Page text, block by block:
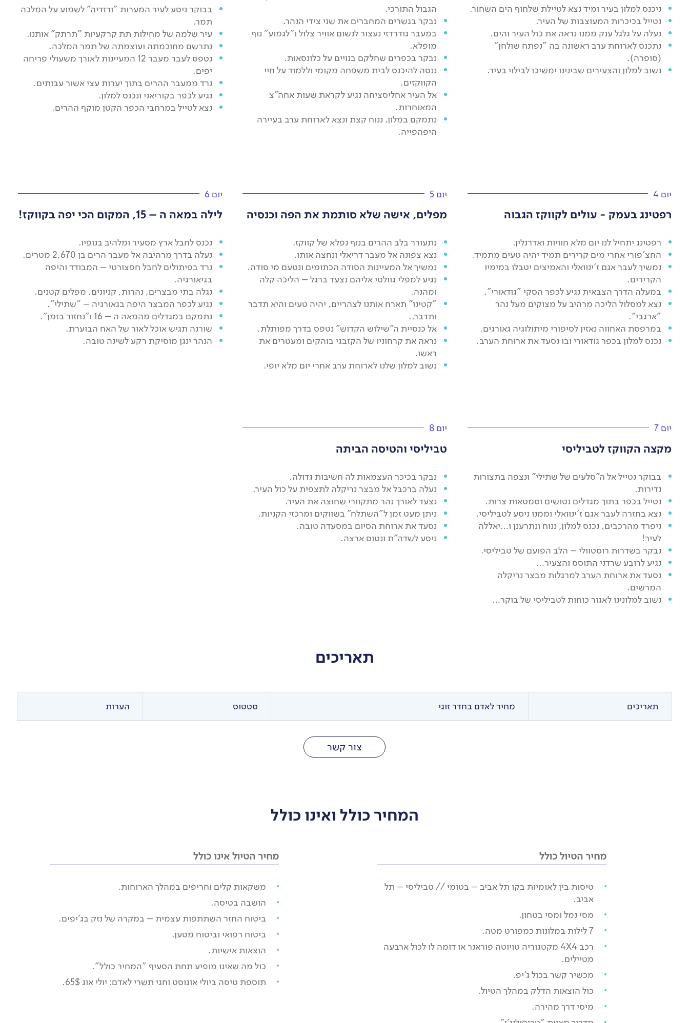
ניכנס למלון בעיר ומיד נצא לטיילת שלחוף הים השחור.
נטייל בכיכרות המעוצבות של העיר.
נעלה על גלגל ענק ממנו נראה את כול העיר והים.
נתכנס לארוחת ערב ראשונה בה "נפתח שולחן"
(סופרה).
נשוב למלון והצעירים שבינינו ימשיכו לבילוי בעיר.
הגבול התורכי.
נבקר בגשרים המחברים את שני צידי הנהר.
במעבר גודרדזי נעצור לנשום אוויר צלול ו"לגמוע" נוף
מופלא.
נבקר בכפרים שחלקם בנויים על כלונסאות.
ננסה להיכנס לבית משפחה מקומי וללמוד על חיי
הקווקזים.
אל העיר אחליסציחה נגיע לקראת שעות אחה"צ
המאוחרות.
נתמקם במלון, ננוח קצת ונצא לארוחת ערב בעיירה
היפהפייה.
בבוקר ניסע לעיר המערות "ורזדיה" לשמוע על המלכה
תמר.
עיר שלמה של מחילות תת קרקעיות "תרתק" אותנו.
נתרשם מחוכמתה ועוצמתה של תמר המלכה.
נטפס לעבר מעבר 12 המעיינות לאורך משעולי פריחה
יפים.
נרד ממעבר ההרים בתוך יערות עצי אשור עבותים.
נגיע לכפר בקוריאני ונכנס למלון.
נצא לטייל במרחבי הכפר הקטן מוקף ההרים.
יום 4
רפטינג בעמק - עולים לקווקז הגבוה
רפטינג יתחיל לנו יום מלא חוויות ואדרנלין.
החצ'פורי אחרי מים קרירים תמיד יהיה טעים מתמיד.
נמשיך לעבר אגם ז'ינוואלי והאמיצים יטבלו במימיו
הקרירים.
במעלה הדרך הצבאית נגיע לכפר הסקי "גודאורי".
נצא למסלול הליכה מרהיב על מצוקים מעל נהר
"ארגבי".
במרפסת האחווה נאזין לסיפורי מיתולוגיה גאורגים.
נכנס למלון בכפר גודאורי ובו נסעד את ארוחת הערב.
יום 5
מפלים, אישה שלא סותמת את הפה וכנסיה
נתעורר בלב ההרים בנוף נפלא של קווקז.
נצא צפונה אל מעבר דריאלי ונחצה אותו.
נמשיך אל המעיינות הסודה הכתומים ונטעם מי סודה.
נגיע למפלי גוולטי אליהם נצעד ברגל – הליכה קלה
ומהנה.
"קטינו" תארח אותנו לצהריים, יהיה טעים והיא תדבר
ותדבר..
אל כנסיית ה"שילוש הקדוש" נטפס בדרך מפותלת.
נראה את קרחוניו של הקזבגי בוהקים ומעטרים את
ראשו.
נשוב למלון שלנו לארוחת ערב אחרי יום מלא יופי.
יום 6
לילה במאה ה – 15, המקום הכי יפה בקווקז!
נכנס לחבל ארץ מסעיר ומלהיב בנופיו.
נעלה בדרך מרהיבה אל מעבר הרים בן 2,670 מטרים.
נרד בפיתולים לחבל חפצורטי – המבודד והיפה
בגיאורגיה.
נגלה בתי מבצרים, נהרות, קניונים, מפלים קטנים.
נגיע לכפר המבצר היפה בגאורגיה – "שתילי".
נתמקם במגדלים מהמאה ה – 16 ו"נחזור בזמן".
שורנה תגיש אוכל לאור של האח הבוערת.
הנהר ינגן מוסיקת רקע לשינה טובה.
יום 7
מקצה הקווקז לטביליסי
בבוקר נטייל אל ה"סלעים של שתילי" ונצפה בתצורות
נדירות.
נטייל בכפר בתוך מגדלים נטושים וסמטאות צרות.
נצא בחזרה לעבר אגם ז'ינוואלי וממנו ניסע לטביליסי.
ניפרד מהרכבים, נכנס למלון, ננוח ונתרענן ו…יאללה
לעיר!
נבקר בשדרות רוסטוולי – הלב הפועם של טביליסי.
נגיע לרובע שרדני התוסס והצעיר…
נסעד את ארוחת הערב למרגלות מבצר נריקלה
המרשים.
נשוב למלונינו לאגור כוחות לטביליסי של בוקר…
יום 8
טביליסי והטיסה הביתה
נבקר בכיכר העצמאות לה חשיבות גדולה.
נעלה ברכבל אל מבצר נריקלה לתצפית על כול העיר.
נצעד לאורך נהר מתקוורי שחוצה את העיר.
ניתן מעט זמן ל"השתלח" בשווקים ומרכזי הקניות.
נסעד את ארוחת הסיום במסעדה טובה.
ניסע לשדה"ת ונטוס ארצה.
תאריכים
תאריכים מחיר לאדם בחדר זוגי סטטוס הערות
צור קשר
המחיר כולל ואינו כולל
מחיר הטיול כולל
טיסות בין לאומיות בקו תל אביב – בטומי // טביליסי – תל
אביב.
מסי נמל ומסי בטחון.
7 לילות במלונות כמפורט מטה.
רכב 4X4 מקטגוריה טויוטה פוראנר או דומה לו לכול ארבעה
מטיילים.
מכשיר קשר בכול ג'יפ.
כול הוצאות הדלק במהלך הטיול.
מיסי דרך מהירה.
מחיר הטיול אינו כולל
משקאות קלים וחריפים במהלך הארוחות.
הושבה בטיסה.
ביטוח החזר השתתפות עצמית – במקרה של נזק בג'יפים.
ביטוח רפואי וביטוח מטען.
הוצאות אישיות.
כול מה שאינו מופיע תחת הסעיף "המחיר כולל".
תוספת טיסה ביולי אוגוסט וחגי תשרי לאדם: יולי אוג 65$.